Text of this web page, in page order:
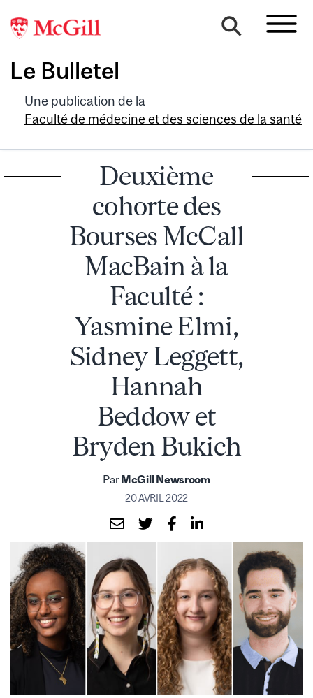
Le Bulletel
Une publication de la
Faculté de médecine et des sciences de la santé
Deuxième
cohorte des
Bourses McCall
MacBain à la
Faculté :
Yasmine Elmi,
Sidney Leggett,
Hannah
Beddow et
Bryden Bukich
ParMcGill Newsroom
20 AVRIL 2022